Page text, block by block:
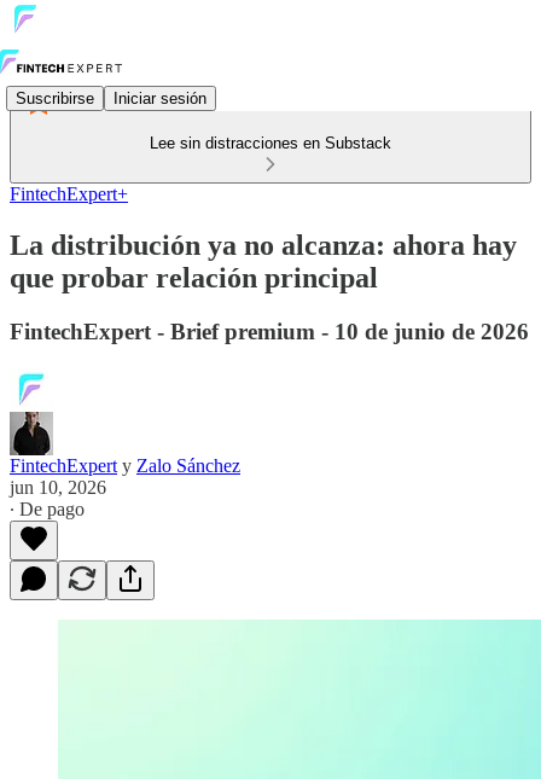
Suscribirse Iniciar sesión
Lee sin distracciones en Substack
FintechExpert+
La distribución ya no alcanza: ahora hay
que probar relación principal
FintechExpert - Brief premium - 10 de junio de 2026
FintechExpert y Zalo Sánchez
jun 10, 2026
∙ De pago